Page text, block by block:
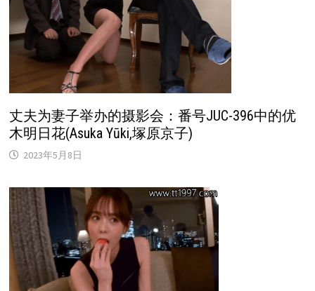
丈夫为妻子举办的摄影会：番号JUC-396中的优
木明日花(Asuka Yūki,塚原京子)
2023年5月8日